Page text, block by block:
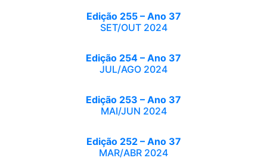
Edição 255 – Ano 37
SET/OUT 2024
Edição 254 – Ano 37
JUL/AGO 2024
Edição 253 – Ano 37
MAI/JUN 2024
Edição 252 – Ano 37
MAR/ABR 2024